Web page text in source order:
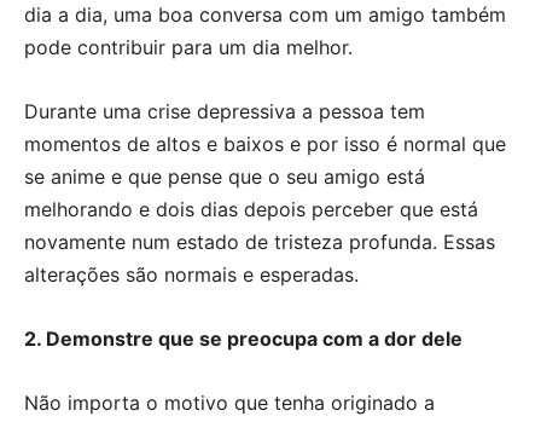
dia a dia, uma boa conversa com um amigo também
pode contribuir para um dia melhor.
Durante uma crise depressiva a pessoa tem
momentos de altos e baixos e por isso é normal que
se anime e que pense que o seu amigo está
melhorando e dois dias depois perceber que está
novamente num estado de tristeza profunda. Essas
alterações são normais e esperadas.
2. Demonstre que se preocupa com a dor dele
Não importa o motivo que tenha originado a